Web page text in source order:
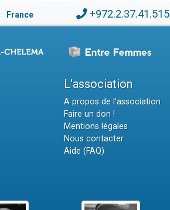
France +972.2.37.41.515
L'association
A propos de l'association
Faire un don !
Mentions légales
Nous contacter
Aide (FAQ)